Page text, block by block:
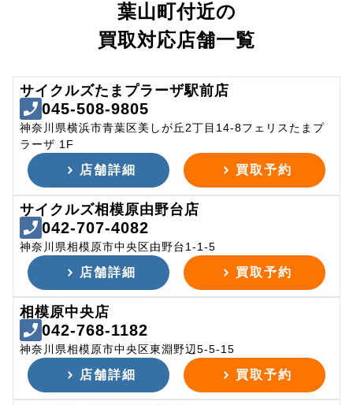
葉山町付近の
買取対応店舗一覧
サイクルズたまプラーザ駅前店
045-508-9805
神奈川県横浜市青葉区美しが丘2丁目14-8フェリスたまプ
ラーザ 1F
店舗詳細 買取予約
サイクルズ相模原由野台店
042-707-4082
神奈川県相模原市中央区由野台1-1-5
店舗詳細 買取予約
相模原中央店
042-768-1182
神奈川県相模原市中央区東淵野辺5-5-15
店舗詳細 買取予約